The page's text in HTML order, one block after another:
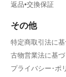
返品•交換保証
その他
特定商取引法に
古物営業法に基
プライバシー･ポ